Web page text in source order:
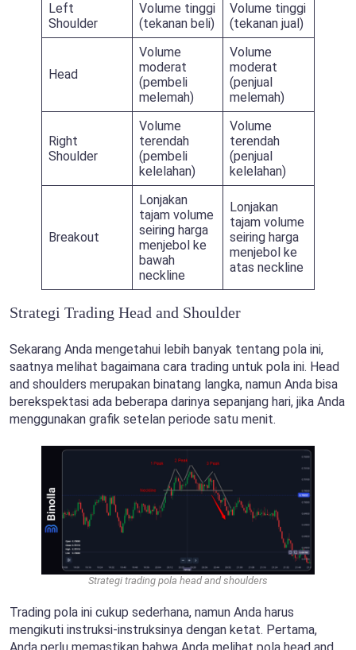
Left
Shoulder
Volume tinggi
(tekanan beli)
Volume tinggi
(tekanan jual)
Head
Volume
moderat
(pembeli
melemah)
Volume
moderat
(penjual
melemah)
Right
Shoulder
Volume
terendah
(pembeli
kelelahan)
Volume
terendah
(penjual
kelelahan)
Breakout
Lonjakan
tajam volume
seiring harga
menjebol ke
bawah
neckline
Lonjakan
tajam volume
seiring harga
menjebol ke
atas neckline
Strategi Trading Head and Shoulder
Sekarang Anda mengetahui lebih banyak tentang pola ini,
saatnya melihat bagaimana cara trading untuk pola ini. Head
and shoulders merupakan binatang langka, namun Anda bisa
berekspektasi ada beberapa darinya sepanjang hari, jika Anda
menggunakan grafik setelan periode satu menit.
Strategi trading pola head and shoulders
Trading pola ini cukup sederhana, namun Anda harus
mengikuti instruksi-instruksinya dengan ketat. Pertama,